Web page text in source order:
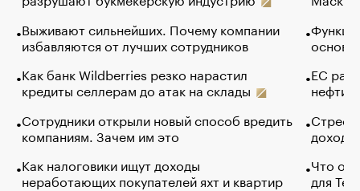
Выживают сильнейших. Почему компании
избавляются от лучших сотрудников
Как банк Wildberries резко нарастил
кредиты селлерам до атак на склады
Сотрудники открыли новый способ вредить
компаниям. Зачем им это
Как налоговики ищут доходы
неработающих покупателей яхт и квартир
основ
ЕС
нефти
Что
для